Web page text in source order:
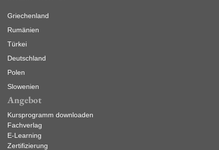
Griechenland
Rumänien
Türkei
Deutschland
Polen
Slowenien
Angebot
Kursprogramm downloaden
Fachverlag
E-Learning
Zertifizierung